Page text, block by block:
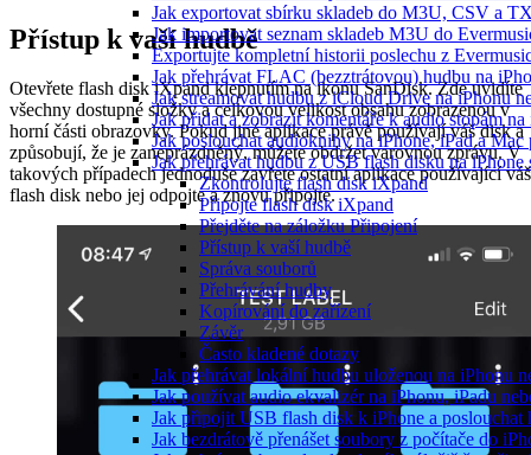
Jak exportovat sbírku skladeb do M3U, CSV a
Jak importovat seznam skladeb M3U do
Exportujte kompletní historii poslechu z
Jak přehrávat FLAC (bezztrátovou) hudbu na
Jak streamovat hudbu z iCloud Drive na iPhonu
Jak přidat a zobrazit komentáře k audio stopám
Jak poslouchat audioknihy na iPhone, iPad a
Jak přehrávat hudbu z USB flash disku na
Zkontrolujte flash disk iXpand
Připojte flash disk iXpand
Přejděte na záložku Připojení
Přístup k vaší hudbě
Správa souborů
Přehrávání hudby
Kopírování do zařízení
Závěr
Často kladené dotazy
Jak přehrávat lokální hudbu uloženou na iPhonu
Jak používat audio ekvalizér na iPhonu, iPadu
Jak připojit USB flash disk k iPhone a poslouchat
Jak bezdrátově přenášet soubory z počítače do
Přístup k vaší hudbě
Otevřete flash disk iXpand klepnutím na ikonu SanDisk. Zde uvidíte
všechny dostupné složky a celkovou velikost obsahu zobrazenou v
horní části obrazovky. Pokud jiné aplikace právě používají váš disk a
způsobují, že je zaneprázdněný, můžete obdržet varovnou zprávu. V
takových případech jednoduše zavřete ostatní aplikace používající váš
flash disk nebo jej odpojte a znovu připojte.